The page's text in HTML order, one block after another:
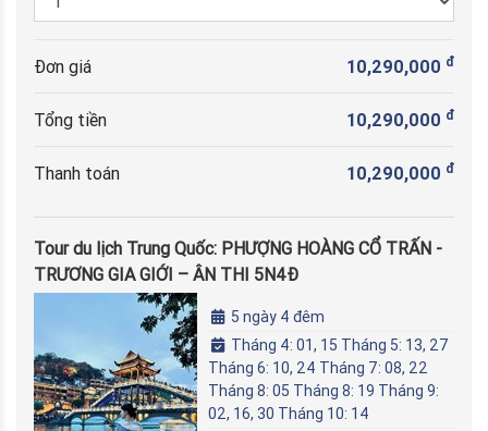
Đơn giá 10,290,000 đ
Tổng tiền 10,290,000 đ
Thanh toán 10,290,000 đ
Tour du lịch Trung Quốc: PHƯỢNG HOÀNG CỔ TRẤN -
TRƯƠNG GIA GIỚI – ÂN THI 5N4Đ
5 ngày 4 đêm
Tháng 4: 01, 15 Tháng 5: 13, 27
Tháng 6: 10, 24 Tháng 7: 08, 22
Tháng 8: 05 Tháng 8: 19 Tháng 9:
02, 16, 30 Tháng 10: 14